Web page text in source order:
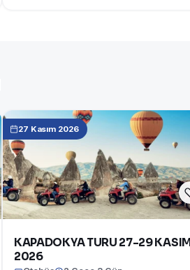
27 Kasım 2026
KAPADOKYA TURU 27-29 KASIM
2026